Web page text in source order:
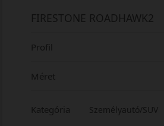
FIRESTONE ROADHAWK2
Profil
Méret
Kategória Személyautó/SUV